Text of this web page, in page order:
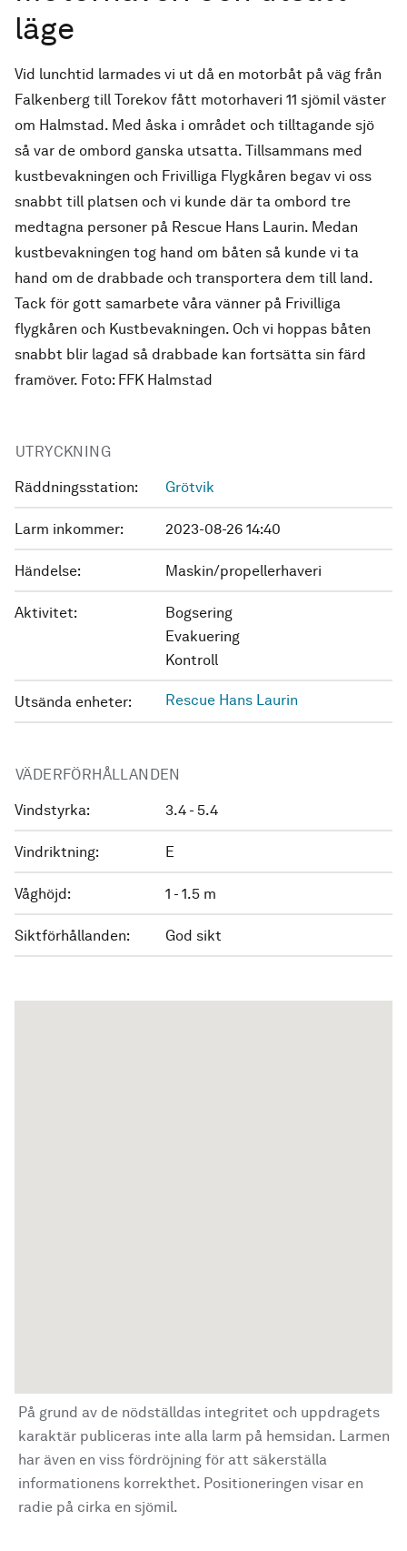
läge
Vid lunchtid larmades vi ut då en motorbåt på väg från
Falkenberg till Torekov fått motorhaveri 11 sjömil väster
om Halmstad. Med åska i området och tilltagande sjö
så var de ombord ganska utsatta. Tillsammans med
kustbevakningen och Frivilliga Flygkåren begav vi oss
snabbt till platsen och vi kunde där ta ombord tre
medtagna personer på Rescue Hans Laurin. Medan
kustbevakningen tog hand om båten så kunde vi ta
hand om de drabbade och transportera dem till land.
Tack för gott samarbete våra vänner på Frivilliga
flygkåren och Kustbevakningen. Och vi hoppas båten
snabbt blir lagad så drabbade kan fortsätta sin färd
framöver. Foto: FFK Halmstad
UTRYCKNING
Räddningsstation: Grötvik
Larm inkommer: 2023-08-26 14:40
Händelse: Maskin/propellerhaveri
Aktivitet:
Bogsering
Evakuering
Kontroll
Utsända enheter: Rescue Hans Laurin
VÄDERFÖRHÅLLANDEN
Vindstyrka: 3.4 - 5.4
Vindriktning: E
Våghöjd: 1 - 1.5 m
Siktförhållanden: God sikt
På grund av de nödställdas integritet och uppdragets
karaktär publiceras inte alla larm på hemsidan. Larmen
har även en viss fördröjning för att säkerställa
informationens korrekthet. Positioneringen visar en
radie på cirka en sjömil.